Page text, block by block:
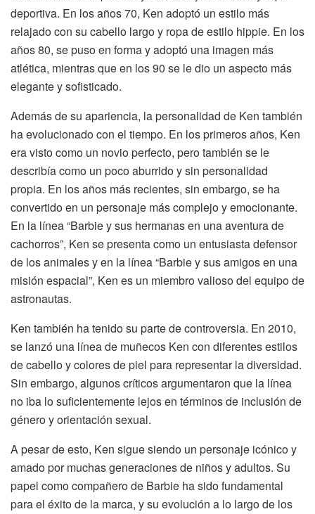
deportiva. En los años 70, Ken adoptó un estilo más
relajado con su cabello largo y ropa de estilo hippie. En los
años 80, se puso en forma y adoptó una imagen más
atlética, mientras que en los 90 se le dio un aspecto más
elegante y sofisticado.
Además de su apariencia, la personalidad de Ken también
ha evolucionado con el tiempo. En los primeros años, Ken
era visto como un novio perfecto, pero también se le
describía como un poco aburrido y sin personalidad
propia. En los años más recientes, sin embargo, se ha
convertido en un personaje más complejo y emocionante.
En la línea “Barbie y sus hermanas en una aventura de
cachorros”, Ken se presenta como un entusiasta defensor
de los animales y en la línea “Barbie y sus amigos en una
misión espacial”, Ken es un miembro valioso del equipo de
astronautas.
Ken también ha tenido su parte de controversia. En 2010,
se lanzó una línea de muñecos Ken con diferentes estilos
de cabello y colores de piel para representar la diversidad.
Sin embargo, algunos críticos argumentaron que la línea
no iba lo suficientemente lejos en términos de inclusión de
género y orientación sexual.
A pesar de esto, Ken sigue siendo un personaje icónico y
amado por muchas generaciones de niños y adultos. Su
papel como compañero de Barbie ha sido fundamental
para el éxito de la marca, y su evolución a lo largo de los